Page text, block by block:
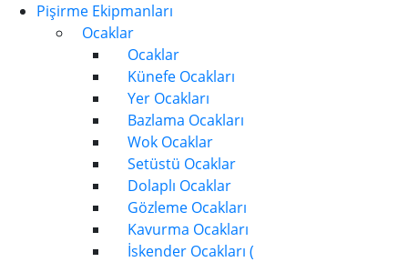
Pişirme Ekipmanları
Ocaklar
Ocaklar
Künefe Ocakları
Yer Ocakları
Bazlama Ocakları
Wok Ocaklar
Setüstü Ocaklar
Dolaplı Ocaklar
Gözleme Ocakları
Kavurma Ocakları
İskender Ocakları (